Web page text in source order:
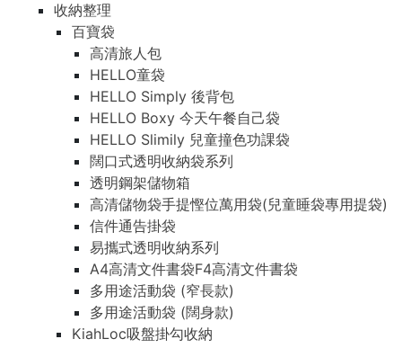
收納整理
百寶袋
高清旅人包
HELLO童袋
HELLO Simply 後背包
HELLO Boxy 今天午餐自己袋
HELLO Slimily 兒童撞色功課袋
闊口式透明收納袋系列
透明鋼架儲物箱
高清儲物袋手提慳位萬用袋(兒童睡袋專用提袋)
信件通告掛袋
易攜式透明收納系列
A4高清文件書袋F4高清文件書袋
多用途活動袋 (窄長款)
多用途活動袋 (闊身款)
KiahLoc吸盤掛勾收納